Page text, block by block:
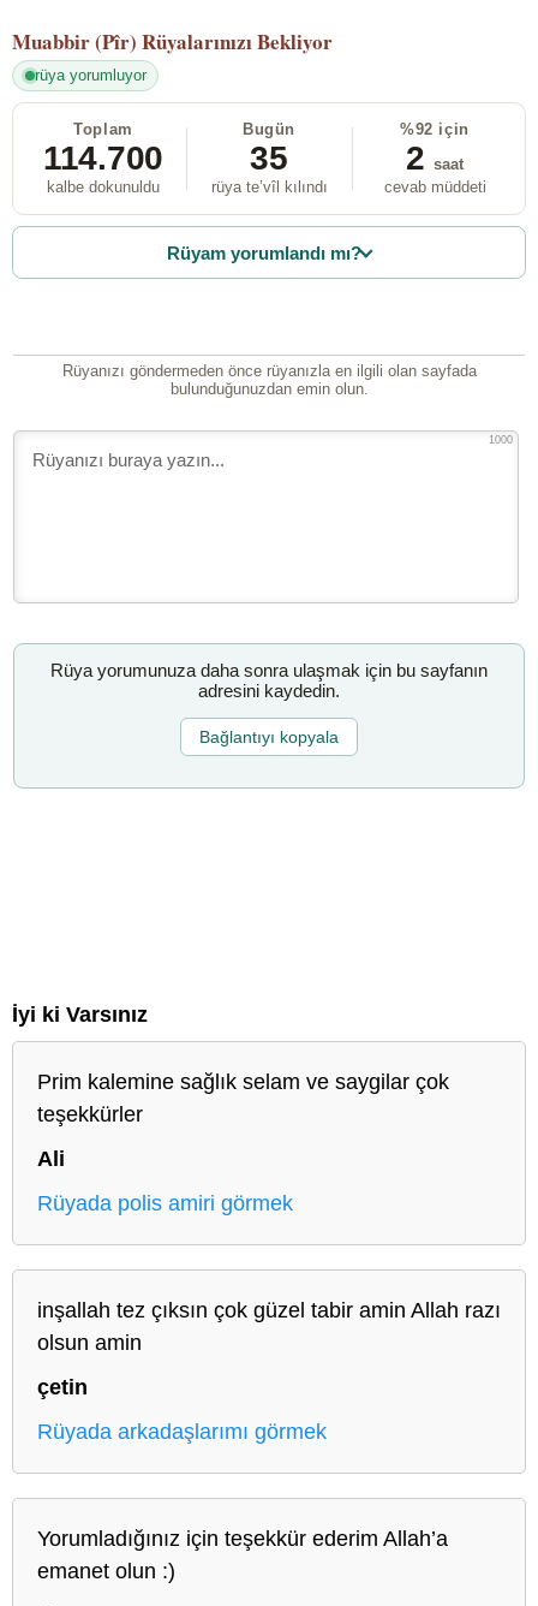
Muabbir (Pîr) Rüyalarınızı Bekliyor
rüya yorumluyor
Toplam
114.700
kalbe dokunuldu
Bugün
35
rüya te’vîl kılındı
%92 için
2 saat
cevab müddeti
Rüyam yorumlandı mı?
Rüyanızı göndermeden önce rüyanızla en ilgili olan sayfada
bulunduğunuzdan emin olun.
1000
Rüya yorumunuza daha sonra ulaşmak için bu sayfanın
adresini kaydedin.
Bağlantıyı kopyala
İyi ki Varsınız
Prim kalemine sağlık selam ve saygilar çok
teşekkürler
Ali
Rüyada polis amiri görmek
inşallah tez çıksın çok güzel tabir amin Allah razı
olsun amin
çetin
Rüyada arkadaşlarımı görmek
Yorumladığınız için teşekkür ederim Allah’a
emanet olun :)